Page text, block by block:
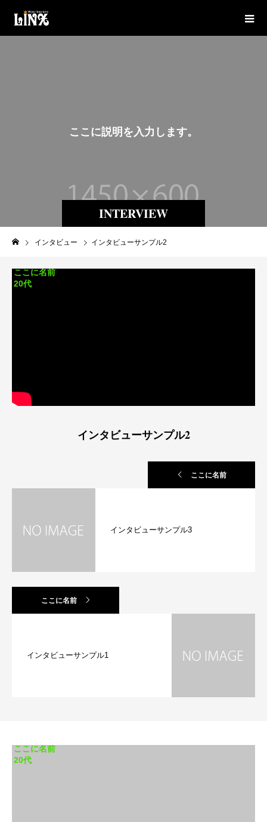
INTERVIEW
ここに説明を入力 します。
インタビュー インタビューサンプル2
ここに名前
20代
インタビューサンプル2
ここに名前
インタビューサンプル3
ここに名前
インタビューサンプル1
ここに名前
20代